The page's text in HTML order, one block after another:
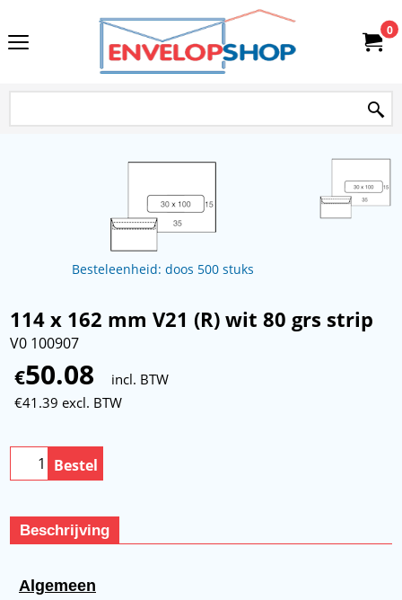
0
Besteleenheid: doos 500 stuks
114 x 162 mm V21 (R) wit 80 grs strip
V0 100907
€50.08
incl. BTW
€41.39 excl. BTW
Bestel
Beschrijving
Algemeen